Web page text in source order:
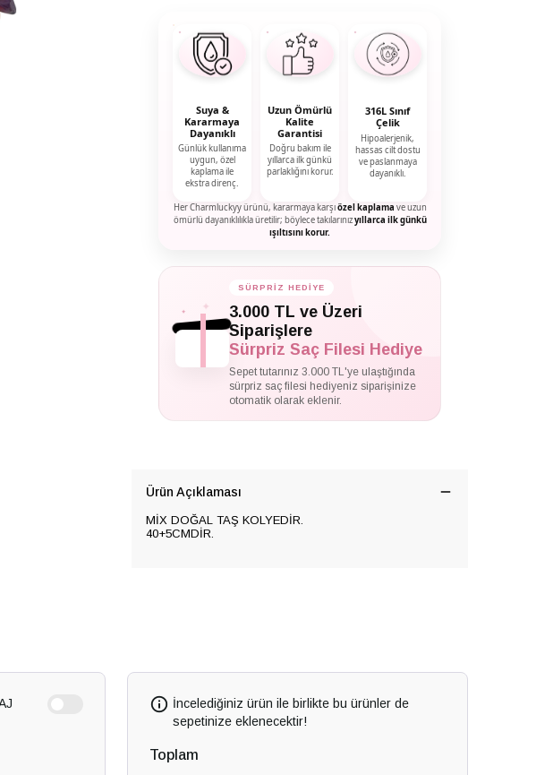
Suya &
Kararmaya
Dayanıklı
Günlük kullanıma
uygun, özel
kaplama ile
ekstra direnç.
Uzun Ömürlü
Kalite
Garantisi
Doğru bakım ile
yıllarca ilk günkü
parlaklığını korur.
316L Sınıf
Çelik
Hipoalerjenik,
hassas cilt dostu
ve paslanmaya
dayanıklı.
Her Charmluckyy ürünü, kararmaya karşıözel kaplama ve uzun
ömürlü dayanıklılıkla üretilir; böylece takılarınızyıllarca ilk günkü
ışıltısını korur.
✦ ✦
SÜRPRİZ HEDİYE
3.000 TL ve Üzeri
Siparişlere
Sürpriz Saç Filesi Hediye
Sepet tutarınız 3.000 TL'ye ulaştığında
sürpriz saç filesi hediyeniz siparişinize
otomatik olarak eklenir.
Ürün Açıklaması
MİX DOĞAL TAŞ KOLYEDİR.
40+5CMDİR.
İncelediğiniz ürün ile birlikte bu ürünler de
sepetinize eklenecektir!
Toplam